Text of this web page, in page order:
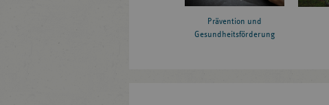
Prävention und
Gesundheitsförderung